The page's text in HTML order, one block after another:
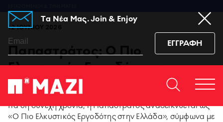
Tα Νέα Μας. Join & Enjoy
ΕΓΓΡΑΦΗ
Home
ΕΠΙΚΟΙΝΩΝΙΆ
sub_confirmation=1
12 ΙΟΥΝΙΟΥ 2026
Παπαστράτος: Ο Πιο
Ελκυστικός Εργοδότης στην
Ελλάδα για 6η συνεχή χρονιά
Για 6η συνεχή χρονιά, η Παπαστράτος αναδεικνύεται ως
«Ο Πιο Ελκυστικός Εργοδότης στην Ελλάδα», σύμφωνα με